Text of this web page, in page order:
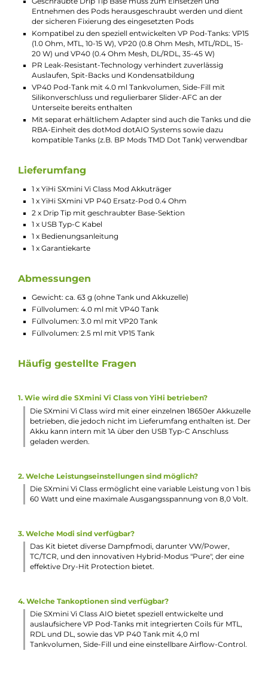
Technische Daten
Modernes AIO-System für MTL, RDL und DL
Kompaktes und ergonomisches Design
Angenehm leicht
Einfache Bedienung
Wechselbare Außencover
Material: Polycarbonat (PC) und Aluminium-Legierung
Betrieb mit 1 x 18650er Akku (nicht enthalten)
USB Typ-C Fast-Charging mit 5 V / 1 A
Ausgangsleistung: 1 bis 60 Watt
Max. Ausgangsspannung: 8.0 Volt
Neuester SX505J Chip für effiziente Energienutzung und
Buck-Boost Technologie
Dampfmodi: VW/Power, TC/TCR, Pure
Innovativer Pure Hybrid-Modus aus Watteinstellung mit
Temperaturberechnung im Hintergrund und effizienter
Dry-Hit Protection
Protection und individuellen TCR-Modi
Resistance Auto-Lock Feature im TC-Modus
7 verschiedene Leistungskurven (Preheat & Curve)
voreingestellt
3 Speicherplätze für individuell erstellte Leistungskurven
“Up/Down“ Auswahltasten zur Menüsteuerung und
Parameter-Einstellung
3-Klick Sperren/Entsperren des Systems
Kleines und informatives Monochrom-Display
Umfangreiche Schutzschaltungen an Bord
Software-Updates über USB Typ-C möglich
Entnehmen des Pods herausgeschraubt werden und
der sicheren Fixierung des eingesetzten Pods
Kompatibel zu den speziell entwickelten VP Pod-Tanks:
PR Leak-Resistant-Technology verhindert zuverlässig
Auslaufen, Spit-Backs und Kondensatbildung
VP40 Pod-Tank mit 4.0 ml Tankvolumen, Side-Fill mit
Silikonverschluss und regulierbarer Slider-AFC an der
RBA-Einheit des dotMod dotAIO Systems sowie dazu
kompatible Tanks (z.B. BP Mods TMD Dot Tank)
Lieferumfang